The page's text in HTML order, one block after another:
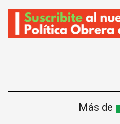
Más de